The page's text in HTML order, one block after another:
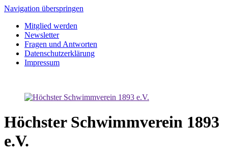
Navigation überspringen
Mitglied werden
Newsletter
Fragen und Antworten
Datenschutzerklärung
Impressum
Höchster Schwimmverein 1893
e.V.